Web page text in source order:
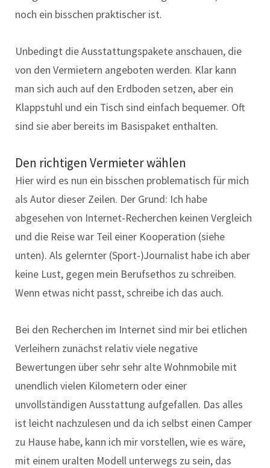
noch ein bisschen praktischer ist.
Unbedingt die Ausstattungspakete anschauen, die
von den Vermietern angeboten werden. Klar kann
man sich auch auf den Erdboden setzen, aber ein
Klappstuhl und ein Tisch sind einfach bequemer. Oft
sind sie aber bereits im Basispaket enthalten.
Den richtigen Vermieter wählen
Hier wird es nun ein bisschen problematisch für mich
als Autor dieser Zeilen. Der Grund: Ich habe
abgesehen von Internet-Recherchen keinen Vergleich
und die Reise war Teil einer Kooperation (siehe
unten). Als gelernter (Sport-)Journalist habe ich aber
keine Lust, gegen mein Berufsethos zu schreiben.
Wenn etwas nicht passt, schreibe ich das auch.
Bei den Recherchen im Internet sind mir bei etlichen
Verleihern zunächst relativ viele negative
Bewertungen über sehr sehr alte Wohnmobile mit
unendlich vielen Kilometern oder einer
unvollständigen Ausstattung aufgefallen. Das alles
ist leicht nachzulesen und da ich selbst einen Camper
zu Hause habe, kann ich mir vorstellen, wie es wäre,
mit einem uralten Modell unterwegs zu sein, das